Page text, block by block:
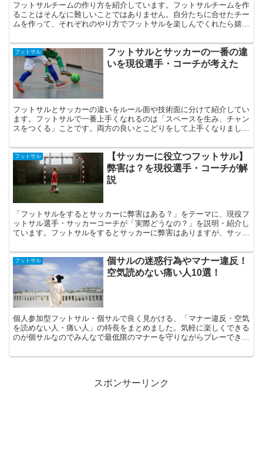
フットサルチームの作り方を紹介しています。フットサルチームを作
ることはそんなに難しいことではありません。自分たちに合せたチー
ムを作って、それぞれのやり方でフットサルを楽しんでくれたら嬉し
フットサル
フットサルとサッカーの一番の違
いを現役選手・コーチが考えた
フットサルとサッカーの違いをルール面や技術面に分けて紹介してい
ます。フットサルで一番上手くなれるのは「スペースを生み、チャン
スをつくる」ことです。両方の良いとこどりをして上手くなりましょ
フットサル
【サッカーに役立つフットサル】
弊害は？を現役選手・コーチが解
説
「フットサルをするとサッカーに弊害はある？」をテーマに、現役フ
ットサル選手・サッカーコーチが「実際どうなの？」を説明・紹介し
ています。フットサルをするとサッカーに弊害はありますが、サッカ
フットサル
個サルの迷惑行為やマナー違反！
空気読めない痛い人10選！
個人参加型フットサル・個サルで良く見かける、「マナー違反・空気
を読めない人・痛い人」の特長をまとめました。気軽に楽しくできる
のが個サルなのでみんなで最低限のマナーを守りながらプレーできる
スポンサーリンク